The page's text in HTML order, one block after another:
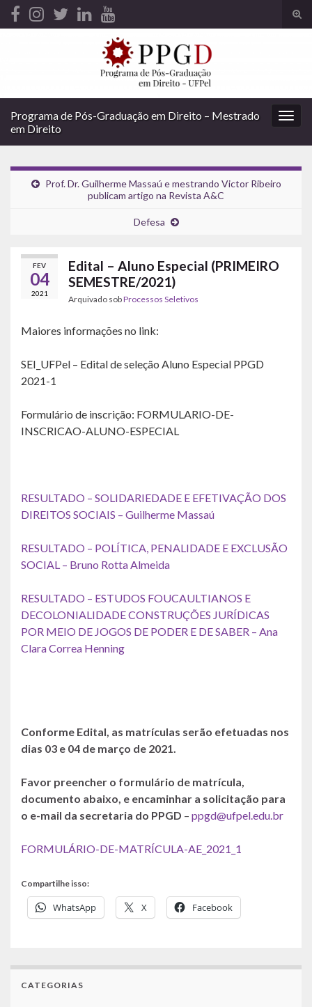
Search for:
Programa de Pós-Graduação em Direito – Mestrado
em Direito
Prof. Dr. Guilherme Massaú e mestrando Victor Ribeiro
publicam artigo na Revista A&C
Defesa
FEV
04
2021
Edital – Aluno Especial (PRIMEIRO
SEMESTRE/2021)
Arquivado sobProcessos Seletivos
Maiores informações no link:
SEI_UFPel – Edital de seleção Aluno Especial PPGD
2021-1
Formulário de inscrição: FORMULARIO-DE-
INSCRICAO-ALUNO-ESPECIAL
RESULTADO – SOLIDARIEDADE E EFETIVAÇÃO DOS
DIREITOS SOCIAIS – Guilherme Massaú
RESULTADO – POLÍTICA, PENALIDADE E EXCLUSÃO
SOCIAL – Bruno Rotta Almeida
RESULTADO – ESTUDOS FOUCAULTIANOS E
DECOLONIALIDADE CONSTRUÇÕES JURÍDICAS
POR MEIO DE JOGOS DE PODER E DE SABER – Ana
Clara Correa Henning
Conforme Edital, as matrículas serão efetuadas nos
dias 03 e 04 de março de 2021.
Favor preencher o formulário de matrícula,
documento abaixo, e encaminhar a solicitação para
o e-mail da secretaria do PPGD – ppgd@ufpel.edu.br
FORMULÁRIO-DE-MATRÍCULA-AE_2021_1
Compartilhe isso:
WhatsApp X Facebook
CATEGORIAS